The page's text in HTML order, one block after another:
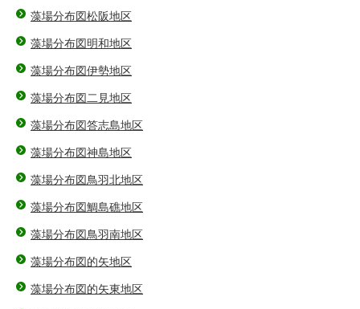
藻場分布図松阪地区
藻場分布図明和地区
藻場分布図伊勢地区
藻場分布図二見地区
藻場分布図答志島地区
藻場分布図神島地区
藻場分布図鳥羽北地区
藻場分布図鯛島礁地区
藻場分布図鳥羽南地区
藻場分布図的矢地区
藻場分布図的矢東地区